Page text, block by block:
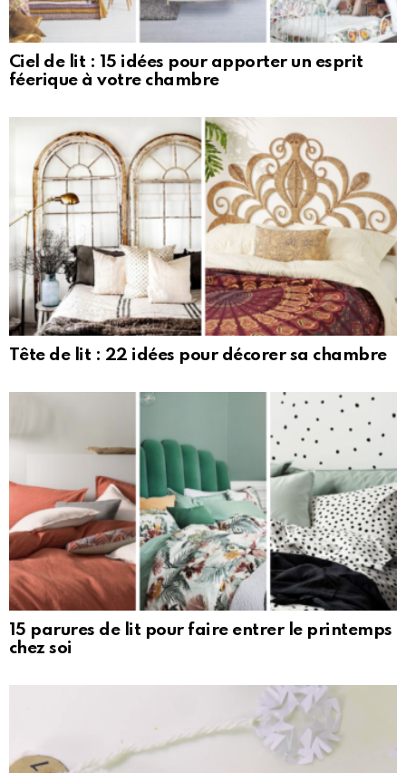
Ciel de lit : 15 idées pour apporter un esprit
féerique à votre chambre
Tête de lit : 22 idées pour décorer sa chambre
15 parures de lit pour faire entrer le printemps
chez soi